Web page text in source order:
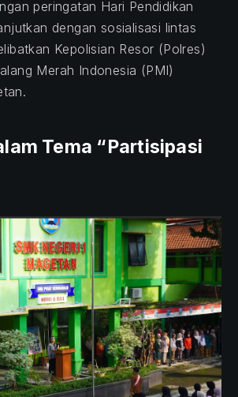
peringatan Hari Pendidikan
dengan sosialisasi lintas
Kepolisian Resor (Polres)
Merah Indonesia (PMI)
Tema “Partisipasi